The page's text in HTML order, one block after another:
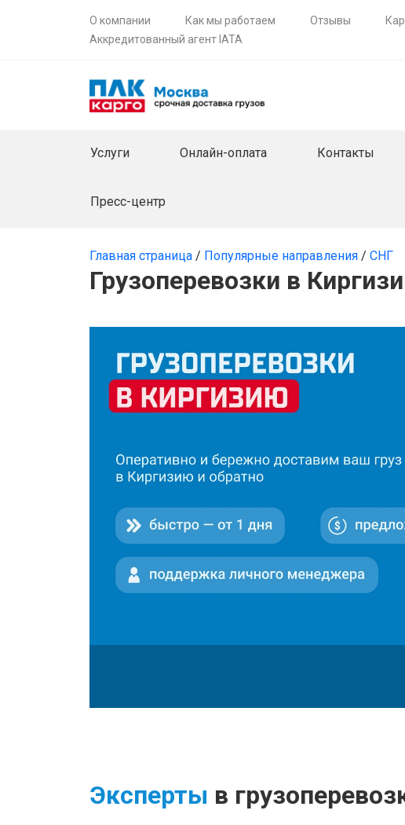
О компании Как мы работаем Отзывы
Аккредитованный агент IATA
Услуги Онлайн-оплата Контакты
Пресс-центр
Главная страница / Популярные направления / СНГ
Грузоперевозки в
Эксперты в